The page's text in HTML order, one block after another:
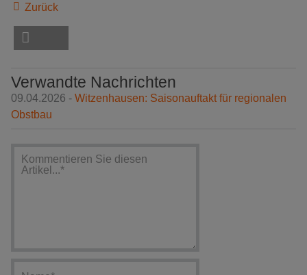
Zurück
Verwandte Nachrichten
09.04.2026 - Witzenhausen: Saisonauftakt für regionalen
Obstbau